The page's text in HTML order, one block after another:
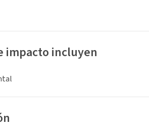
impacto incluyen